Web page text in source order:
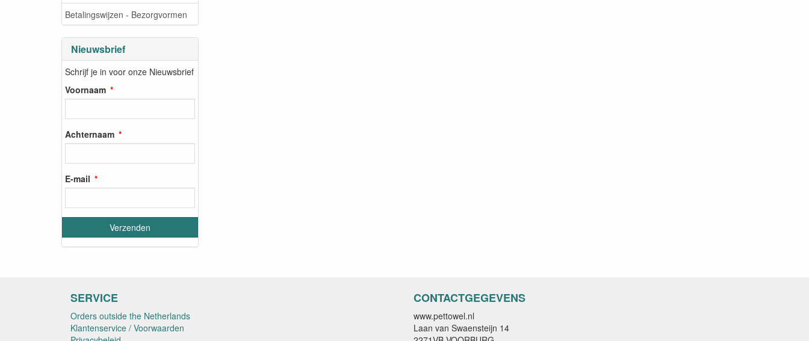
Betalingswijzen - Bezorgvormen
Nieuwsbrief
Schrijf je in voor onze Nieuwsbrief
Voornaam
Achternaam
E-mail
SERVICE
Orders outside the Netherlands
Klantenservice / Voorwaarden
CONTACTGEGEVENS
www.pettowel.nl
Laan van Swaensteijn 14